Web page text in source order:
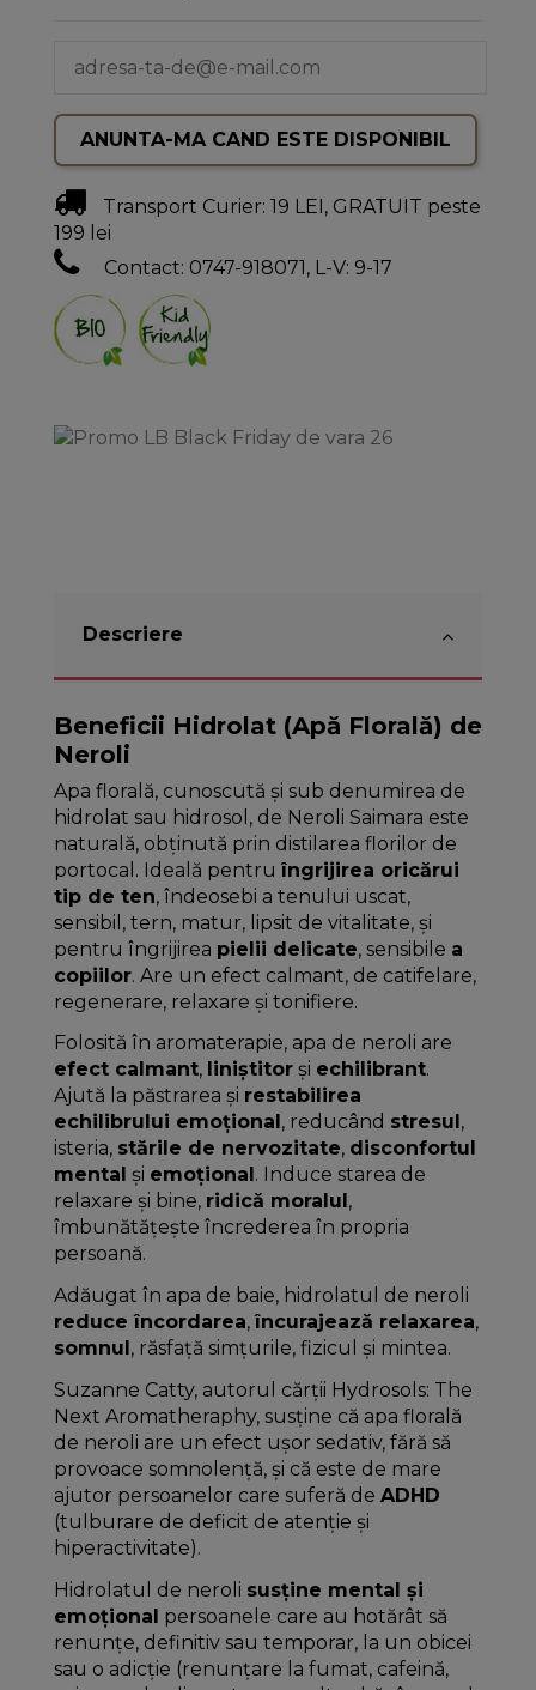
Transport Curier: 19 LEI, GRATUIT peste
199 lei
Contact: 0747-918071, L-V: 9-17
Descriere
Beneficii Hidrolat (Apă Florală) de
Neroli
Apa florală, cunoscută și sub denumirea de
hidrolat sau hidrosol, de Neroli Saimara este
naturală, obținută prin distilarea florilor de
portocal. Ideală pentru îngrijirea oricărui
tip de ten, îndeosebi a tenului uscat,
sensibil, tern, matur, lipsit de vitalitate, și
pentru îngrijirea pielii delicate, sensibile a
copiilor. Are un efect calmant, de catifelare,
regenerare, relaxare și tonifiere.
Folosită în aromaterapie, apa de neroli are
efect calmant, liniștitorși echilibrant.
Ajută la păstrarea și restabilirea
echilibrului emoțional , reducând stresul ,
isteria, stările de nervozitate, disconfortul
mental și emoțional . Induce starea de
relaxare și bine, ridică moralul ,
îmbunătățește încrederea în propria
persoană.
Adăugat în apa de baie, hidrolatul de neroli
reduce încordarea, încurajează relaxarea,
somnul , răsfață simțurile, fizicul și mintea.
Suzanne Catty, autorul cărții Hydrosols: The
Next Aromatheraphy, susține că apa florală
de neroli are un efect ușor sedativ, fără să
provoace somnolență, și că este de mare
ajutor persoanelor care suferă de ADHD
(tulburare de deficit de atenție și
hiperactivitate).
Hidrolatul de neroli susține mental și
emoțional persoanele care au hotărât să
renunțe, definitiv sau temporar, la un obicei
sau o adicție (renunțare la fumat, cafeină,